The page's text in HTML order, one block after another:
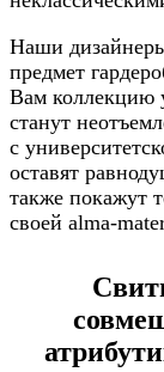
Наши
предмет
Вам коллекцию
станут
с
оставят
также покажут
своей alma-